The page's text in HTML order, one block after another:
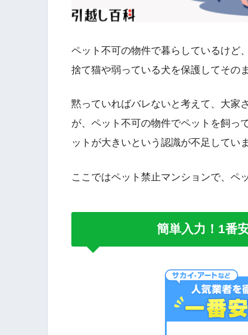
ペット不可の物件で暮らしているけど
捨て猫や弱っている犬を保護してその
黙っていればバレないと考えて、大家
が、ペット不可の物件でペットを飼っ
ットが大きいという認識が不足していま
ここではペット禁止マンションで、ペ
簡単入力！1番